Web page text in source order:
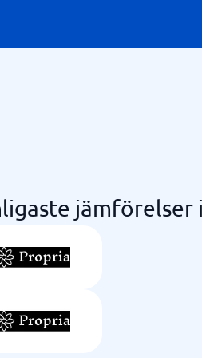
jämförelser